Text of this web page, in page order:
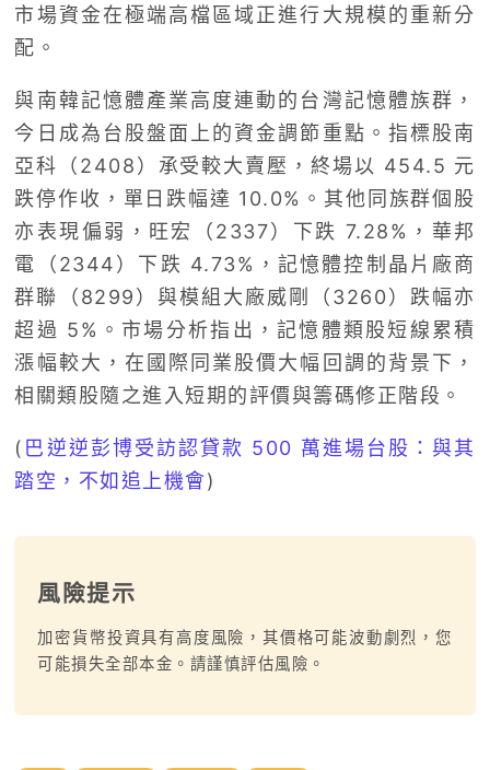
市場資金在極端高檔區域正進行大規模的重新分
配。
與南韓記憶體產業高度連動的台灣記憶體族群，
今日成為台股盤面上的資金調節重點。指標股南
亞科（2408）承受較大賣壓，終場以 454.5 元
跌停作收，單日跌幅達 10.0%。其他同族群個股
亦表現偏弱，旺宏（2337）下跌 7.28%，華邦
電（2344）下跌 4.73%，記憶體控制晶片廠商
群聯（8299）與模組大廠威剛（3260）跌幅亦
超過 5%。市場分析指出，記憶體類股短線累積
漲幅較大，在國際同業股價大幅回調的背景下，
相關類股隨之進入短期的評價與籌碼修正階段。
( 巴逆逆彭博受訪認貸款 500 萬進場台股：與其
踏空，不如追上機會)
風險提示
加密貨幣投資具有高度風險，其價格可能波動劇烈，您
可能損失全部本金。請謹慎評估風險。